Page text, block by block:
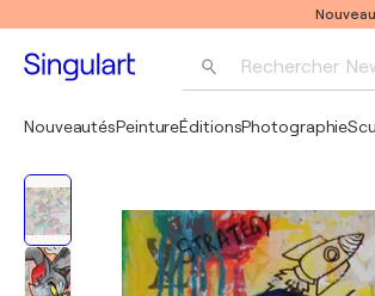
Rechercher
NouveautésPeintureÉditionsPhotographie